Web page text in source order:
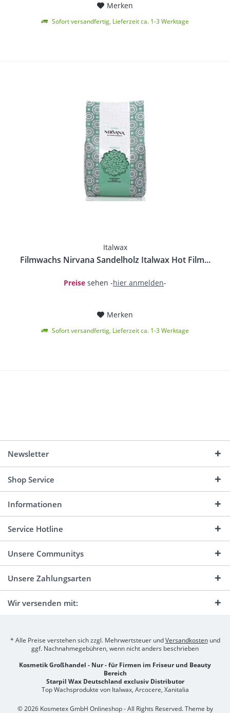
Merken
Sofort versandfertig, Lieferzeit ca. 1-3 Werktage
Italwax
Filmwachs Nirvana Sandelholz Italwax Hot Film...
Preise sehen -hier anmelden-
Merken
Sofort versandfertig, Lieferzeit ca. 1-3 Werktage
Newsletter
Shop Service
Informationen
Service Hotline
Unsere Communitys
Unsere Zahlungsarten
Wir versenden mit:
* Alle Preise verstehen sich zzgl. Mehrwertsteuer undVersandkostenund
ggf. Nachnahmegebühren, wenn nicht anders beschrieben
Kosmetik Großhandel - Nur - für Firmen im Friseur und Beauty
Bereich
Starpil Wax Deutschland exclusiv Distributor
Top Wachsprodukte von Italwax, Arcocere, Xanitalia
© 2026 Kosmetex GmbH Onlineshop - All Rights Reserved. Theme by